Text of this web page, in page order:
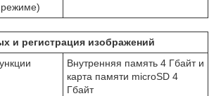
режиме)
и регистрация изображений
Внутренняя память 4 Гбайт и
карта памяти microSD 4
Гбайт